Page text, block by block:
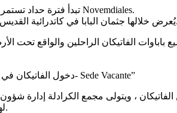
‏تبدأ فترة حداد تستمر تسعة أيام تُعرف باسم Novemdiales.
بطرس لوداع الجمهور.
يحوي جثامين جميع باباوات الفاتيكان الراحلين
‏دخول الفاتيكان في حالة “الكرسي الشاغر- Sede Vacante”
، ويتولى مجمع الكرادلة إدارة شؤون
لهم باتخاذ قرارات كبرى.